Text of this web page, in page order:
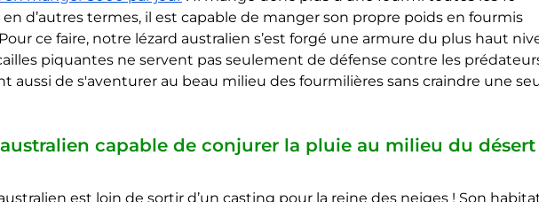
en d’autres termes, il est capable de manger son propre poids en fourmis
ce faire, notre lézard australien s’est forgé une armure du plus haut
piquantes ne servent pas seulement de défense contre les
aussi de s'aventurer au beau milieu des fourmilières sans craindre une
capable de conjurer la pluie au milieu du désert
est loin de sortir d’un casting pour la reine des neiges ! Son